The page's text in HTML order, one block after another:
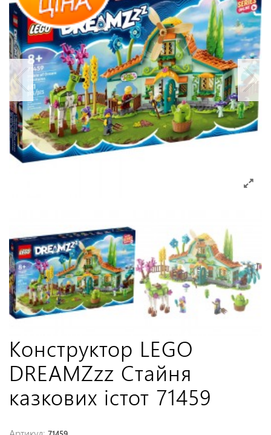
Конструктор LEGO
DREAMZzz Стайня
казкових істот 71459